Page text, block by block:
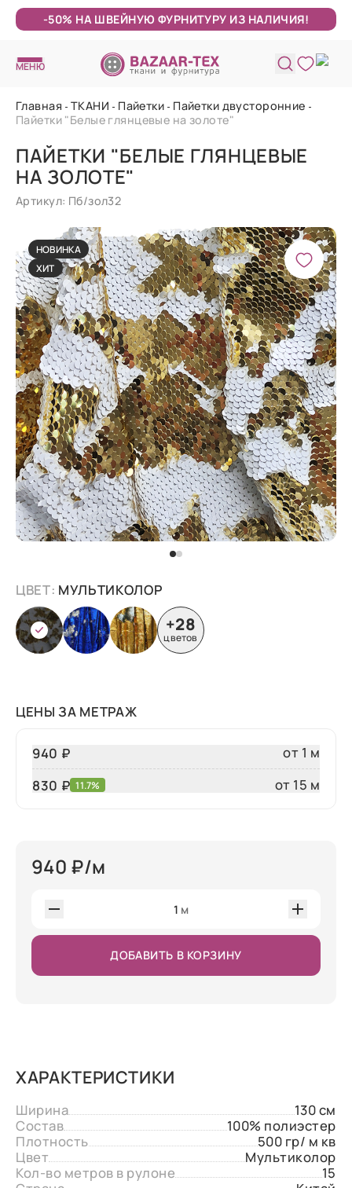
-50% НА ШВЕЙНУЮ ФУРНИТУРУ ИЗ НАЛИЧИЯ!
МЕНЮ
Главная ТКАНИ Пайетки
Пайетки двусторонние
Пайетки "Белые глянцевые на золоте"
ПАЙЕТКИ "БЕЛЫЕ ГЛЯНЦЕВЫЕ
НА ЗОЛОТЕ"
Артикул: Пб/зол32
НОВИНКА
ХИТ
ЦВЕТ: МУЛЬТИКОЛОР
+28
цветов
ЦЕНЫ ЗА МЕТРАЖ
940 ₽
от 1 м
830 ₽ 11.7% от 15 м
940 ₽/м
1 м
ДОБАВИТЬ В КОРЗИНУ
ХАРАКТЕРИСТИКИ
Ширина
130 см
Состав
100% полиэстер
Плотность
500 гр/ м кв
Цвет
Мультиколор
Кол-во метров в рулоне
15